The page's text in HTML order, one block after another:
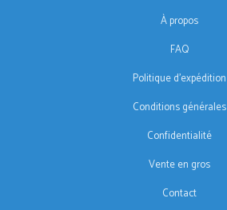
À propos
FAQ
Politique d'expédition
Conditions générales
Confidentialité
Vente en gros
Contact